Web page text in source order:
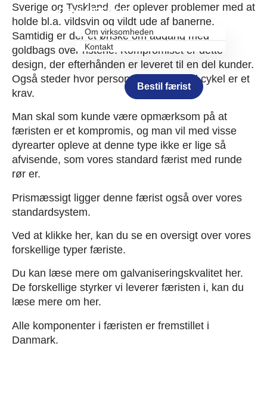
Om LHFENCE
Om virksomheden
Kontakt
Bestil færist
Sverige og Tyskland, der oplever problemer med at
holde bl.a. vildsvin og vildt ude af banerne.
Samtidig er der et ønske om adgang med
goldbags over ristene. Kompromiset er dette
design, der efterhånden er leveret til en del kunder.
Også steder hvor person-passage med cykel er et
krav.
Man skal som kunde være opmærksom på at
færisten er et kompromis, og man vil med visse
dyrearter opleve at denne type ikke er lige så
afvisende, som vores standard færist med runde
rør er.
Prismæssigt ligger denne færist også over vores
standardsystem.
Ved at klikke her, kan du se en oversigt over vores
forskellige typer færiste.
Du kan læse mere om galvaniseringskvalitet her.
De forskellige styrker vi leverer færisten i, kan du
læse mere om her.
Alle komponenter i færisten er fremstillet i
Danmark.